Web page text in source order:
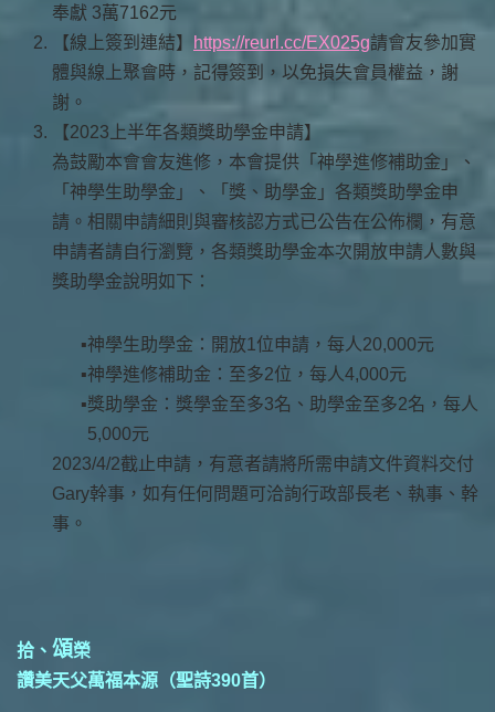
奉獻 3萬7162元
【線上簽到連結】
https://reurl.cc/EX025g請會友參加實
體與線上聚會時，記得簽到，以免損失會員權益，謝
謝。
【2023上半年各類獎助學金申請】
為鼓勵本會會友進修，本會提供「神學進修補助金」、
「神學生助學金」、「獎、助學金」各類獎助學金申
請。相關申請細則與審核認方式已公告在公佈欄，有意
申請者請自行瀏覽，各類獎助學金本次開放申請人數與
獎助學金說明如下：
神學生助學金：開放1位申請，每人20,000元
神學進修補助金：至多2位，每人4,000元
獎助學金：獎學金至多3名、助學金至多2名，每人
5,000元
2023/4/2截止申請，有意者請將所需申請文件資料交付
Gary幹事，如有任何問題可洽詢行政部長老、執事、幹
事。
拾、 頌榮
讚美天父萬福本源（聖詩390首）